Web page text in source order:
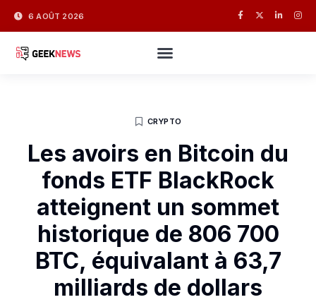
6 AOÛT 2026
CRYPTO
Les avoirs en Bitcoin du
fonds ETF BlackRock
atteignent un sommet
historique de 806 700
BTC, équivalant à 63,7
milliards de dollars